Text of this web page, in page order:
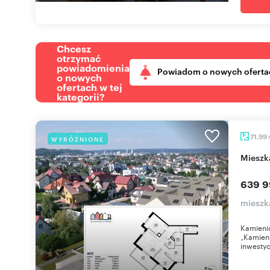
Chcesz
otrzymać
powiadomienia
o nowych
ofertach w tej
kategorii?
Powiadom o nowych
WYRÓŻNIONE 71,99
639